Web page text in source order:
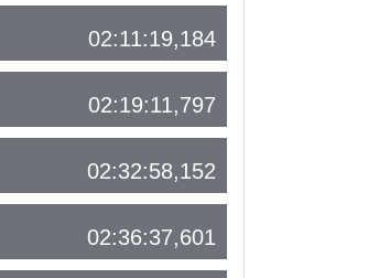
02:11:19,184
02:19:11,797
02:32:58,152
02:36:37,601